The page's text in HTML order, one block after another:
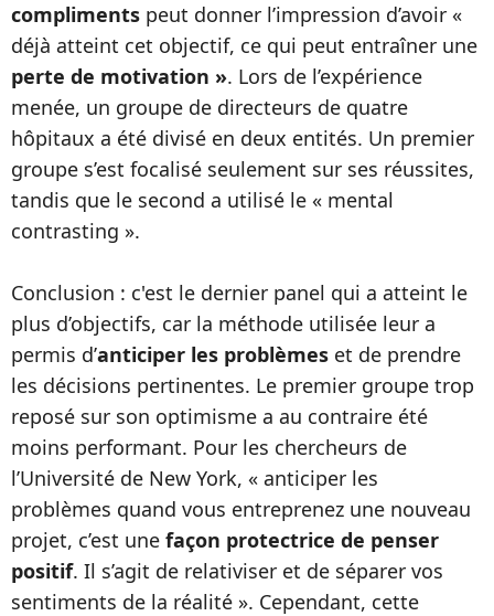
compliments peut donner l’impression d’avoir «
déjà atteint cet objectif, ce qui peut entraîner une
perte de motivation ». Lors de l’expérience
menée, un groupe de directeurs de quatre
hôpitaux a été divisé en deux entités. Un premier
groupe s’est focalisé seulement sur ses réussites,
tandis que le second a utilisé le « mental
contrasting ».
Conclusion : c'est le dernier panel qui a atteint le
plus d’objectifs, car la méthode utilisée leur a
permis d’anticiper les problèmes et de prendre
les décisions pertinentes. Le premier groupe trop
reposé sur son optimisme a au contraire été
moins performant. Pour les chercheurs de
l’Université de New York, « anticiper les
problèmes quand vous entreprenez une nouveau
projet, c’est une façon protectrice de penser
positif. Il s’agit de relativiser et de séparer vos
sentiments de la réalité ». Cependant, cette